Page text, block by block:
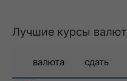
Лучшие курсы валют
валюта сдать